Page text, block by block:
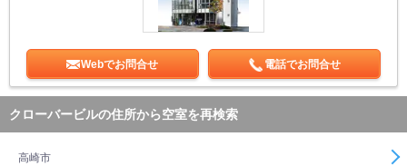
Webでお問合せ 電話でお問合せ
クローバービルの住所から空室を再検索
高崎市